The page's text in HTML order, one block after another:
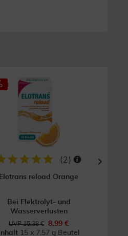
(2 )
Elotrans reload Orange
Bei Elektrolyt- und
Wasserverlusten
UVP 15,38 €
8,99 €
Inhalt 15 x 7.57 g Beutel